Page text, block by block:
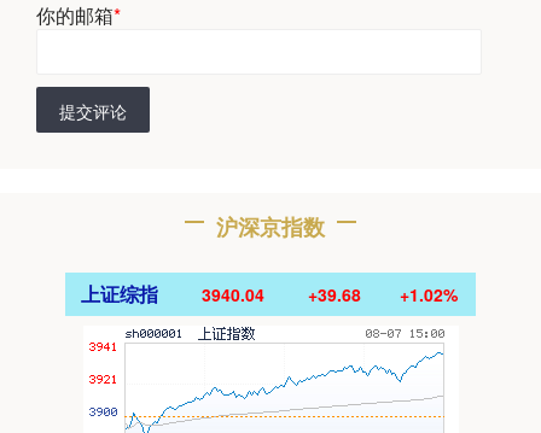
你的邮箱*
提交评论
沪深京指数
上证综指 3940.04 +39.68 +1.02%